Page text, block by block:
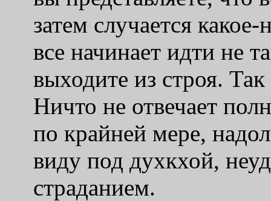
затем случается
все начинает идти не
выходите из строя.
Ничто не отвечает
по крайней мере,
виду под духкхой,
страданием.